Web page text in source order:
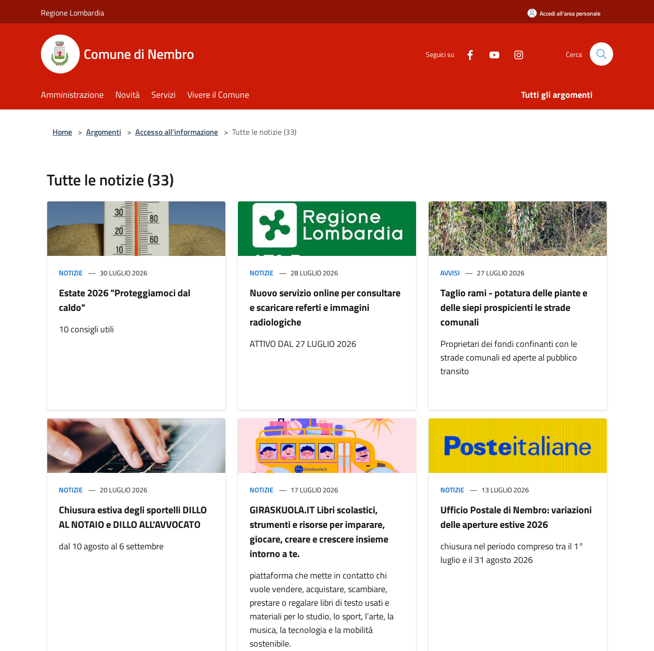
Regione Lombardia Accedi all'area personale
Comune di Nembro Seguici su Cerca
Amministrazione Novità Servizi Vivere il Comune Tutti gli argomenti
Home > Argomenti > Accesso all'informazione > Tutte le notizie (33)
Tutte le notizie (33)
NOTIZIE 30 LUGLIO 2026
Estate 2026 "Proteggiamoci dal
caldo"
10 consigli utili
NOTIZIE 28 LUGLIO 2026
Nuovo servizio online per consultare
e scaricare referti e immagini
radiologiche
ATTIVO DAL 27 LUGLIO 2026
AVVISI 27 LUGLIO 2026
Taglio rami - potatura delle piante e
delle siepi prospicienti le strade
comunali
Proprietari dei fondi confinanti con le
strade comunali ed aperte al pubblico
transito
NOTIZIE 20 LUGLIO 2026
Chiusura estiva degli sportelli DILLO
AL NOTAIO e DILLO ALL'AVVOCATO
dal 10 agosto al 6 settembre
NOTIZIE 17 LUGLIO 2026
GIRASKUOLA.IT Libri scolastici,
strumenti e risorse per imparare,
giocare, creare e crescere insieme
intorno a te.
piattaforma che mette in contatto chi
vuole vendere, acquistare, scambiare,
prestare o regalare libri di testo usati e
materiali per lo studio, lo sport, l’arte, la
musica, la tecnologia e la mobilità
sostenibile.
NOTIZIE 13 LUGLIO 2026
Ufficio Postale di Nembro: variazioni
delle aperture estive 2026
chiusura nel periodo compreso tra il 1°
luglio e il 31 agosto 2026